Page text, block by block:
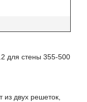
для стены 355-500
из двух решеток,